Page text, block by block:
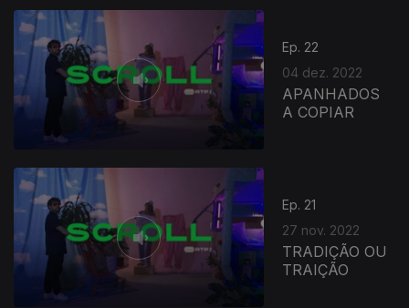
Ep. 22
04 dez. 2022
APANHADOS
A COPIAR
Ep. 21
27 nov. 2022
TRADIÇÃO OU
TRAIÇÃO